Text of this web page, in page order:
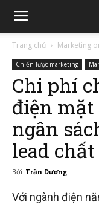
Trang chủ Marketing
Chiến lược marketing
Chi phí
điện
ngân
lead
Bởi Trần Dương
Với ngành điện